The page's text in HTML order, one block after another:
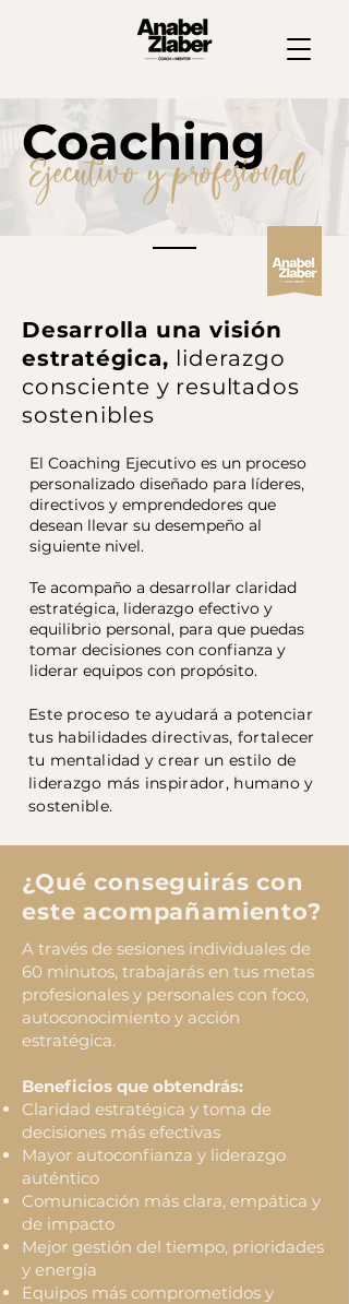
Coaching
Ejecutivo y profesional
Desarrolla una visión
estratégica, liderazgo
consciente y resultados
sostenibles
El Coaching Ejecutivo es un proceso
personalizado diseñado para líderes,
directivos y emprendedores que
desean llevar su desempeño al
siguiente nivel.
Te acompaño a desarrollar claridad
estratégica, liderazgo efectivo y
equilibrio personal, para que puedas
tomar decisiones con confianza y
liderar equipos con propósito.
Este proceso te ayudará a potenciar
tus habilidades directivas, fortalecer
tu mentalidad y crear un estilo de
liderazgo más inspirador, humano y
sostenible.
¿Qué conseguirás con
este acompañamiento?
A través de sesiones individuales de
60 minutos, trabajarás en tus metas
profesionales y personales con foco,
autoconocimiento y acción
estratégica.
Beneficios que obtendrás:
Claridad estratégica y toma de
decisiones más efectivas
Mayor autoconfianza y liderazgo
auténtico
Comunicación más clara, empática y
de impacto
Mejor gestión del tiempo, prioridades
y energía
Equipos más comprometidos y